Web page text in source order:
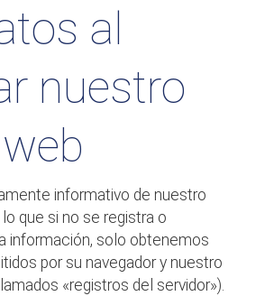
al
nuestro
informativo de nuestro
que si no se registra o
información, solo obtenemos
por su navegador y nuestro
«registros del servidor»).